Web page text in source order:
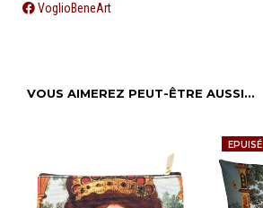
VoglioBeneArt
VOUS AIMEREZ PEUT-ÊTRE AUSSI…
EPUISÉ